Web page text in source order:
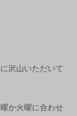
沢山いただいて
か火曜に合わせ